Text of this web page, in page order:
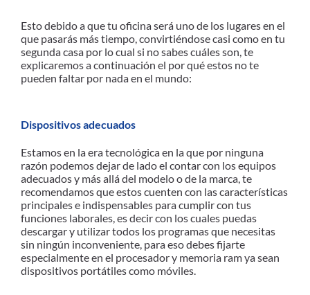
Esto debido a que tu oficina será uno de los lugares en el
que pasarás más tiempo, convirtiéndose casi como en tu
segunda casa por lo cual si no sabes cuáles son, te
explicaremos a continuación el por qué estos no te
pueden faltar por nada en el mundo:
Dispositivos adecuados
Estamos en la era tecnológica en la que por ninguna
razón podemos dejar de lado el contar con los equipos
adecuados y más allá del modelo o de la marca, te
recomendamos que estos cuenten con las características
principales e indispensables para cumplir con tus
funciones laborales, es decir con los cuales puedas
descargar y utilizar todos los programas que necesitas
sin ningún inconveniente, para eso debes fijarte
especialmente en el procesador y memoria ram ya sean
dispositivos portátiles como móviles.